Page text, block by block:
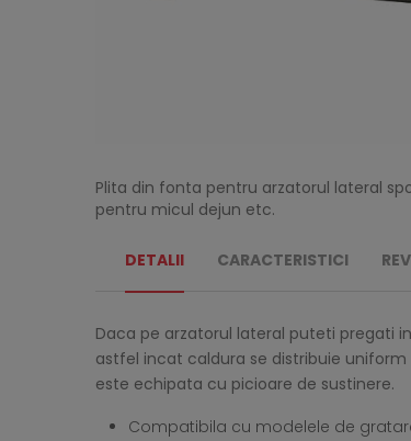
Plita din fonta pentru arzatorul lateral
pentru micul dejun etc.
DETALII CARACTERISTICI
Daca pe arzatorul lateral puteti pregati
astfel incat caldura se distribuie
este echipata cu picioare de sustinere.
Compatibila cu modelele de gratare